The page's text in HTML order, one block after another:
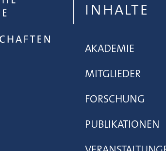
INHALTE
AKADEMIE
MITGLIEDER
FORSCHUNG
PUBLIKATIONEN